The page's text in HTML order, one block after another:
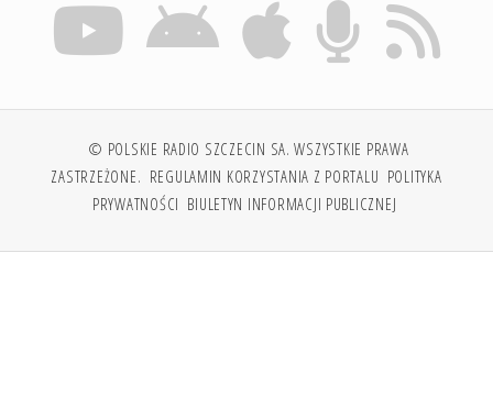
© POLSKIE RADIO SZCZECIN SA. WSZYSTKIE PRAWA
ZASTRZEŻONE. REGULAMIN KORZYSTANIA Z PORTALU POLITYKA
PRYWATNOŚCI BIULETYN INFORMACJI PUBLICZNEJ